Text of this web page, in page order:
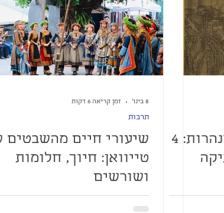
מטיילים בין הרים ונהרות: 4
8 בינו׳ זמן קריאה 6 דקות
תרבות
שיעורי חיים מהשבטים
טייוואן: חיוך, חלומות
ושורשים